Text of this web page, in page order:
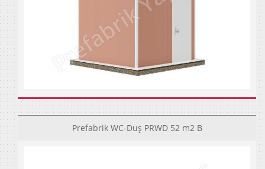
Prefabrik WC-Duş PRWD 52 m2 B